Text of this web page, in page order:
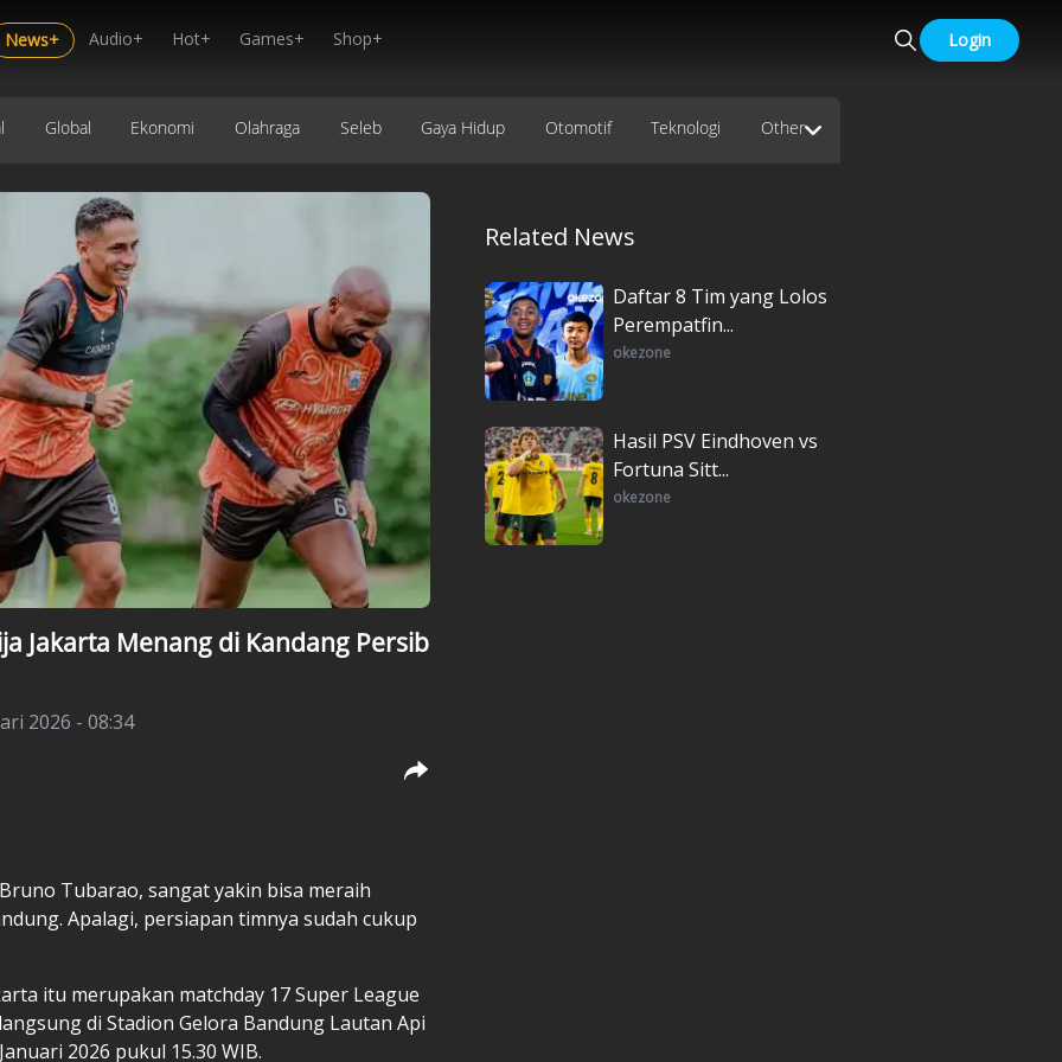
News+ Audio+ Hot+ Games+ Shop+ Login
Global Ekonomi Olahraga Seleb Gaya Hidup Otomotif Teknologi Other
Jakarta Menang di Kandang Persib
2026 - 08:34
Tubarao, sangat yakin bisa meraih
. Apalagi, persiapan timnya sudah cukup
itu merupakan matchday 17 Super League
di Stadion Gelora Bandung Lautan Api
2026 pukul 15.30 WIB.
Related News
Daftar 8 Tim yang Lolos
Perempatfin...
okezone
Hasil PSV Eindhoven vs
Fortuna Sitt...
okezone